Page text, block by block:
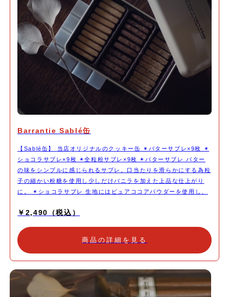
Barrantie Sablé缶
【Sablé缶】 当店オリジナルのクッキー缶 ✴︎バターサブレ×9枚 ✴︎
ショコラサブレ×9枚 ✴︎全粒粉サブレ×9枚 ✴︎バターサブレ バター
の味をシンプルに感じられるサブレ。口当たりを滑らかにする為粒
子の細かい粉糖を使用し少しだけバニラを加えた上品な仕上がり
に。 ✴︎ショコラサブレ 生地にはピュアココアパウダーを使用し、
を刻んで加えることでカカオの力強さを感じられる仕上がりに。
しっとりした喜界島産の粗糖を使用しザクザク食感で小麦をしっか
りと感じる力強い仕上がりに。 北海道産バター、北海道産小麦
ルなサブレ缶になります。 食感や風味の違いをお愉しみくださ
い。 コロンとした可愛いフォルムの缶に詰めてお送りします。
￥2,490（税込）
商品の詳細を見る